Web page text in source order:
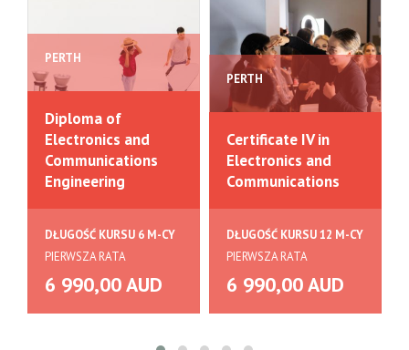
PERTH
Diploma of
Electronics and
Communications
Engineering
DŁUGOŚĆ KURSU 6 M-CY
PIERWSZA RATA
6 990,00 AUD
PERTH
Certificate IV in
Electronics and
Communications
DŁUGOŚĆ KURSU 12 M-CY
PIERWSZA RATA
6 990,00 AUD